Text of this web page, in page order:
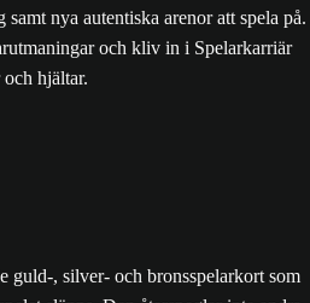
nya autentiska arenor att spela på.
och kliv in i Spelarkarriär
hjältar.
guld-, silver- och bronsspelarkort som